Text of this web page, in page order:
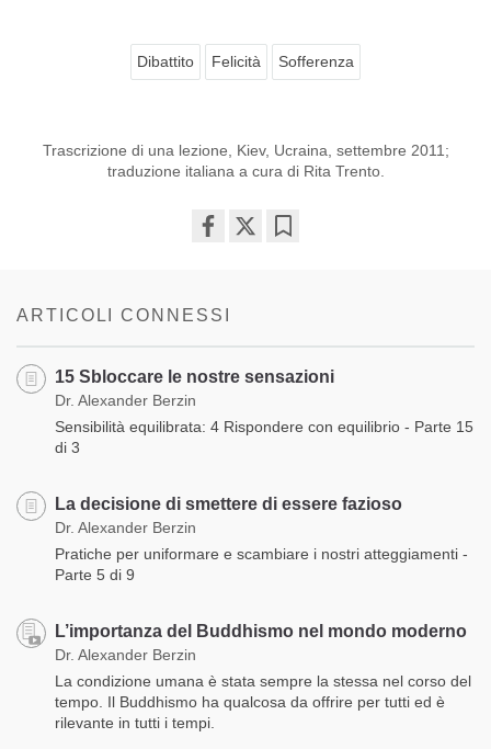
Dibattito Felicità Sofferenza
Trascrizione di una lezione, Kiev, Ucraina, settembre 2011;
traduzione italiana a cura di Rita Trento.
ARTICOLI CONNESSI
15 Sbloccare le nostre sensazioni
Dr. Alexander Berzin
Sensibilità equilibrata: 4 Rispondere con equilibrio - Parte 15
di 3
La decisione di smettere di essere fazioso
Dr. Alexander Berzin
Pratiche per uniformare e scambiare i nostri atteggiamenti -
Parte 5 di 9
L’importanza del Buddhismo nel mondo moderno
Dr. Alexander Berzin
La condizione umana è stata sempre la stessa nel corso del
tempo. Il Buddhismo ha qualcosa da offrire per tutti ed è
rilevante in tutti i tempi.